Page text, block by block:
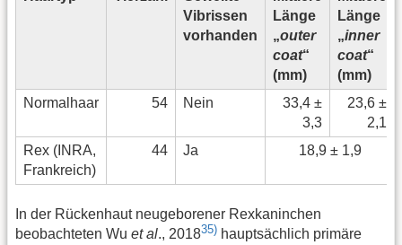
Vibrissen
vorhanden
Länge
„outer
coat“
(mm)
Länge
„inner
coat“
(mm)
Normalhaar
54 Nein
33,4 ±
3,3
23,6 ±
2,1
Rex (INRA,
Frankreich)
44 Ja 18,9 ± 1,9
In der Rückenhaut neugeborener Rexkaninchen
beobachteten Wu et al., 201835) hauptsächlich primäre